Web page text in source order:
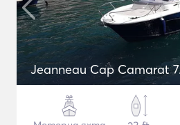
Jeanneau Cap Camarat